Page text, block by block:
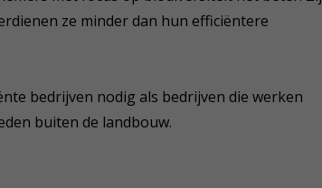
ze minder dan hun efficiëntere
bedrijven nodig als bedrijven die werken
buiten de landbouw.